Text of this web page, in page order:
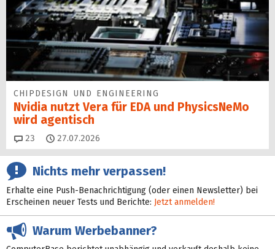
CHIPDESIGN UND ENGINEERING
Nvidia nutzt Vera für EDA und PhysicsNeMo
wird agentisch
23 Kommentare
27.07.2026
Nichts mehr verpassen!
Erhalte eine Push-Benachrichtigung (oder einen Newsletter) bei
Erscheinen neuer Tests und Berichte: Jetzt anmelden!
Warum Werbebanner?